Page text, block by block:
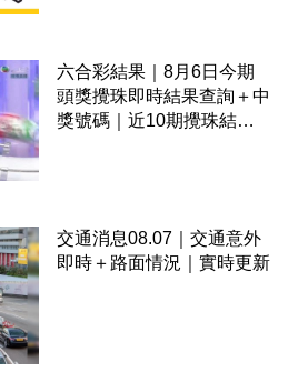
六合彩結果｜8月6日今期
頭獎攪珠即時結果查詢＋中
獎號碼｜近10期攪珠結果
交通消息08.07｜交通意外
即時＋路面情況｜實時更新